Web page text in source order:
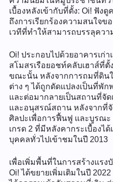
เบื้องหลังเข้ากับที่ตั้ง: Oi! ฟัง
ถึงการเรียกร้องความสนใจ
เวทีที่ทำให้สามารถบรรลุคว
Oi! ประกอบไปด้วยอาคารเก่
สโมสรเรือยอชท์คลับเฮาส์ที่
ขณะนั้น หลังจากการถมที่ดิน
ต่าง ๆ ได้ถูกดัดแปลงเป็นที่พั
และต่อมากลายเป็นสถานที่จั
และอนุสรณ์สถาน หลังจากที่จั
ศิลปะเพื่อการฟื้นฟู และบูรณะ
เกรด 2 ที่มีหลังคากระเบื้องไ
บุคคลทั่วไปเข้าชมในปี 2013
เพื่อเพิ่มพื้นที่ในการสร้างแรง
Oi! ได้ขยายเพิ่มเติมในปี